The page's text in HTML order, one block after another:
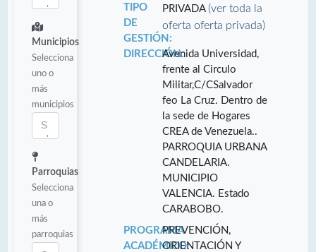
Municipios
Selecciona
uno o
más
municipios
Parroquias
Selecciona
una o
más
parroquias
TIPO
DE
GESTIÓN:
PRIVADA(ver toda la
oferta oferta privada)
DIRECCIÓN:Avenida Universidad,
frente al Circulo
Militar,C/CSalvador
feo La Cruz. Dentro de
la sede de Hogares
CREA de Venezuela..
PARROQUIA URBANA
CANDELARIA.
MUNICIPIO
VALENCIA. Estado
CARABOBO.
PROGRAMA
ACADÉMICO:
PREVENCIÓN,
ORIENTACIÓN Y